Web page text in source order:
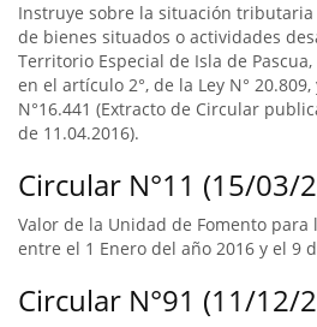
Instruye sobre la situación
de bienes situados o actividades
Territorio Especial de Isla de
en el artículo 2°, de la Ley N°
N°16.441 (Extracto de Circular
de 11.04.2016).
Circular N°11 (15/03/
Valor de la Unidad de Fomento
entre el 1 Enero del año 2016 y el 9
Circular N°91 (11/12/